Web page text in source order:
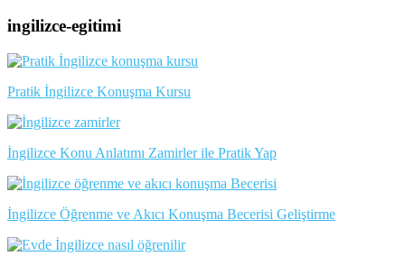
ingilizce-egitimi
Pratik İngilizce Konuşma Kursu
İngilizce Konu Anlatımı Zamirler ile Pratik Yap
İngilizce Öğrenme ve Akıcı Konuşma Becerisi Geliştirme